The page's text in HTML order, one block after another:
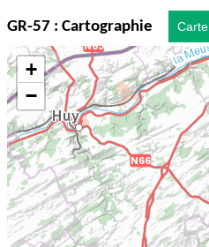
GR-57 : Cartographie Carte